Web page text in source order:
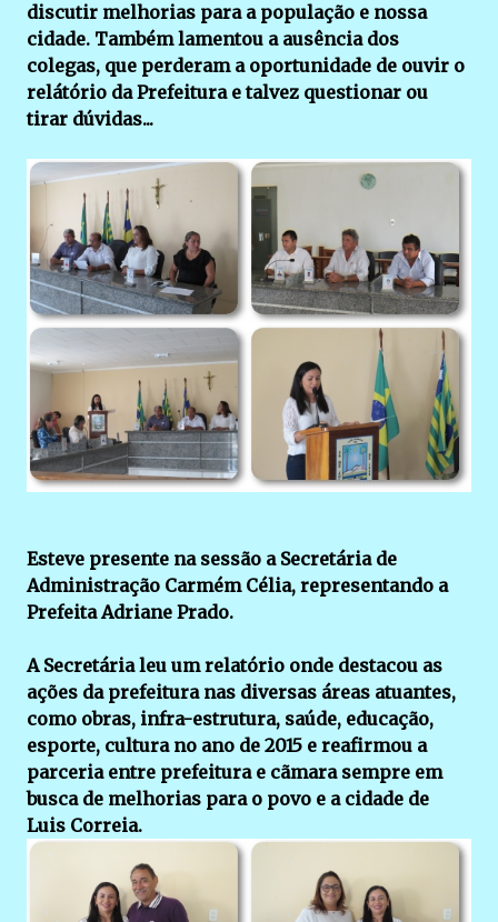
discutir melhorias para a população e nossa
cidade. Também lamentou a ausência dos
colegas, que perderam a oportunidade de ouvir o
relátório da Prefeitura e talvez questionar ou
tirar dúvidas...
Esteve presente na sessão a Secretária de
Administração Carmém Célia, representando a
Prefeita Adriane Prado.
A Secretária leu um relatório onde destacou as
ações da prefeitura nas diversas áreas atuantes,
como obras, infra-estrutura, saúde, educação,
esporte, cultura no ano de 2015 e reafirmou a
parceria entre prefeitura e cãmara sempre em
busca de melhorias para o povo e a cidade de
Luis Correia.